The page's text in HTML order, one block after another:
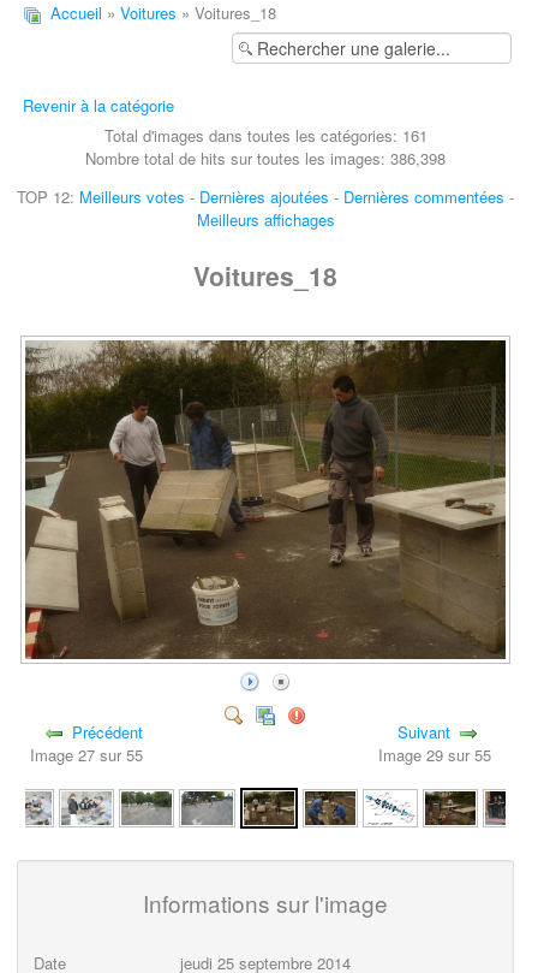
Accueil » Voitures » Voitures_18
Revenir à la catégorie
Total d'images dans toutes les catégories: 161
Nombre total de hits sur toutes les images: 386,398
TOP 12: Meilleurs votes - Dernières ajoutées - Dernières commentées -
Meilleurs affichages
Voitures_18
Précédent
Image 27 sur 55
Suivant
Image 29 sur 55
Informations sur l'image
Date jeudi 25 septembre 2014